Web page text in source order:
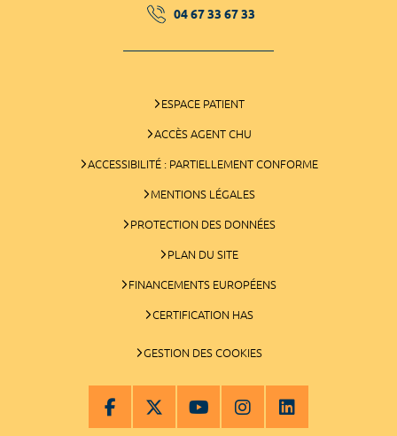
04 67 33 67 33
ESPACE PATIENT
ACCÈS AGENT CHU
ACCESSIBILITÉ : PARTIELLEMENT CONFORME
MENTIONS LÉGALES
PROTECTION DES DONNÉES
PLAN DU SITE
FINANCEMENTS EUROPÉENS
CERTIFICATION HAS
GESTION DES COOKIES